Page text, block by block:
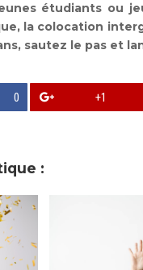
étudiants ou
la colocation
sautez le pas et
0 +1
: